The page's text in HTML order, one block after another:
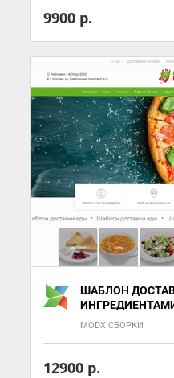
9900 р.
ШАБЛОН
MODX СБОРКИ
12900 р.